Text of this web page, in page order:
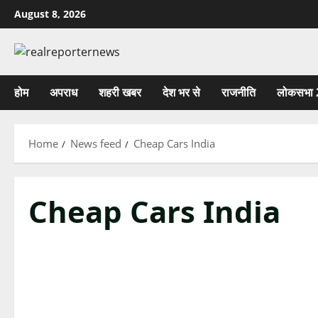
Skip
to
content
August 8, 2026
होम अपराध शहरी खबर देश भर से राजनीति लोकसभा
Home News feed Cheap Cars India
Cheap Cars India